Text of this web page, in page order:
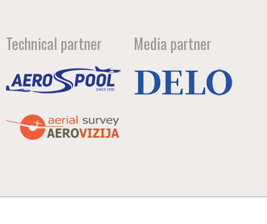
Technical partner Media partner